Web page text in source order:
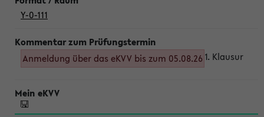
Y-0-111
Anmeldung über das eKVV bis zum 05.08.26 1. Klausur